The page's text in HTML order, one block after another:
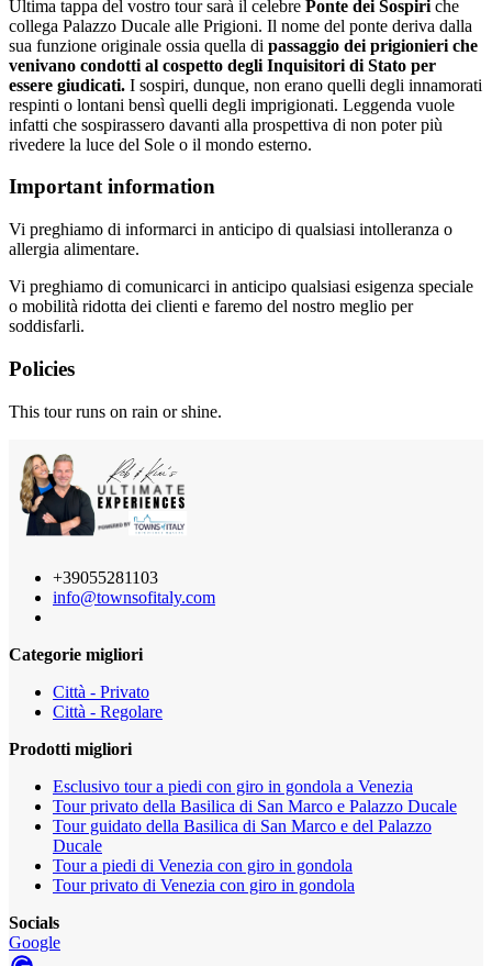
Ultima tappa del vostro tour sarà il celebre Ponte dei Sospiri che
collega Palazzo Ducale alle Prigioni. Il nome del ponte deriva dalla
sua funzione originale ossia quella di passaggio dei prigionieri che
venivano condotti al cospetto degli Inquisitori di Stato per
essere giudicati. I sospiri, dunque, non erano quelli degli innamorati
respinti o lontani bensì quelli degli imprigionati. Leggenda vuole
infatti che sospirassero davanti alla prospettiva di non poter più
rivedere la luce del Sole o il mondo esterno.
Important information
Vi preghiamo di informarci in anticipo di qualsiasi intolleranza o
allergia alimentare.
Vi preghiamo di comunicarci in anticipo qualsiasi esigenza speciale
o mobilità ridotta dei clienti e faremo del nostro meglio per
soddisfarli.
Policies
This tour runs on rain or shine.
+39055281103
info@townsofitaly.com
Categorie migliori
Città - Privato
Città - Regolare
Prodotti migliori
Esclusivo tour a piedi con giro in gondola a Venezia
Tour privato della Basilica di San Marco e Palazzo Ducale
Tour guidato della Basilica di San Marco e del Palazzo
Ducale
Tour a piedi di Venezia con giro in gondola
Tour privato di Venezia con giro in gondola
Socials
Google